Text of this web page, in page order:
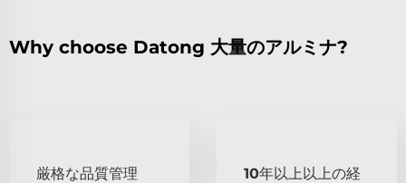
Why choose Datong 大量のアルミナ?
厳格な品質管理
10年以上以上の経